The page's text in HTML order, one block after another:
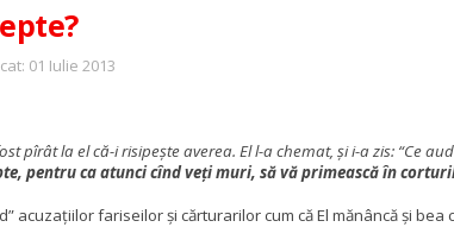
01 Iulie 2013
pîrât la el că-i risipeşte averea. El l-a chemat, şi i-a zis: “Ce
pentru ca atunci cînd veţi muri, să vă primească în
acuzațiilor fariseilor și cărturarilor cum că El mănâncă și bea